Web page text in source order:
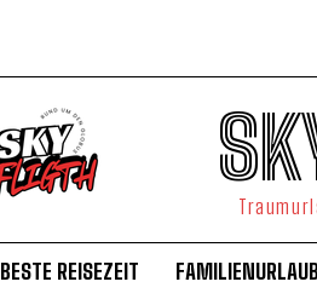
BESTE REISEZEIT FAMILIENURLAUB